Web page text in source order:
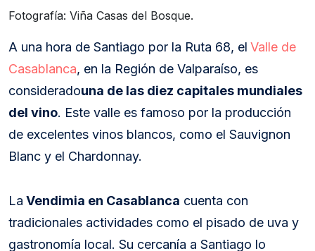
Fotografía: Viña Casas del Bosque.
A una hora de Santiago por la Ruta 68, el Valle de
Casablanca, en la Región de Valparaíso, es
consideradouna de las diez capitales mundiales
del vino. Este valle es famoso por la producción
de excelentes vinos blancos, como el Sauvignon
Blanc y el Chardonnay.
La Vendimia en Casablanca cuenta con
tradicionales actividades como el pisado de uva y
gastronomía local. Su cercanía a Santiago lo